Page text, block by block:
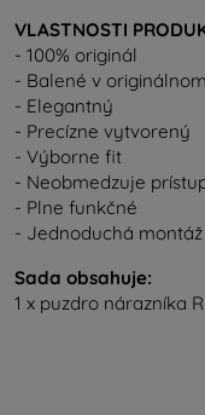
VLASTNOSTI
- 100% originál
- Balené v
- Elegantný
- Precízne vytvorený
- Výborne fit
- Neobmedzuje
- Plne funkčné
- Jednoduchá
Sada obsahuje:
1 x puzdro nárazníka